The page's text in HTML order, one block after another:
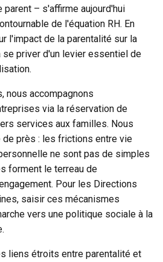
– s'affirme aujourd'hui
de l'équation RH. En
l'impact de la parentalité sur la
se priver d'un levier essentiel de
nous accompagnons
via la réservation de
services aux familles. Nous
près : les frictions entre vie
ne sont pas de simples
forment le terreau de
Pour les Directions
saisir ces mécanismes
vers une politique sociale à la
liens étroits entre parentalité et